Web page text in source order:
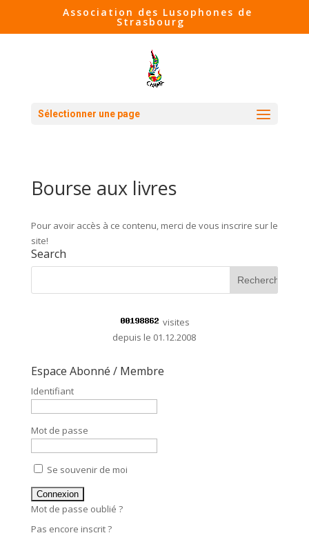
Association des Lusophones de
Strasbourg
Sélectionner une page
Bourse aux livres
Pour avoir accès à ce contenu, merci de vous inscrire sur le
site!
Search
visites
depuis le 01.12.2008
Espace Abonné / Membre
Identifiant
Mot de passe
Se souvenir de moi
Mot de passe oublié ?
Pas encore inscrit ?